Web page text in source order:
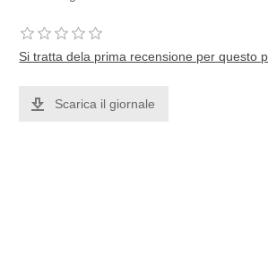
Si tratta dela prima recensione per questo
Scarica il giornale